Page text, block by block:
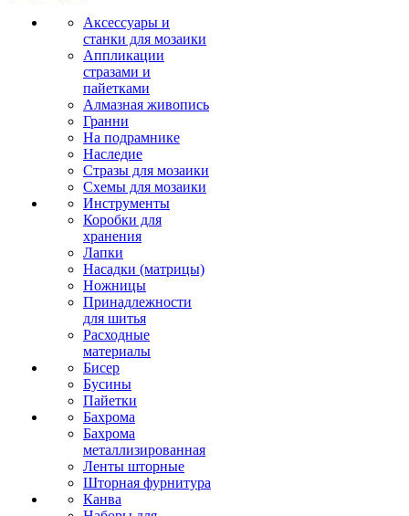
Аксессуары и
станки для мозаики
Аппликации
стразами и
пайетками
Алмазная живопись
Гранни
На подрамнике
Наследие
Стразы для мозаики
Схемы для мозаики
Инструменты
Коробки для
хранения
Лапки
Насадки (матрицы)
Ножницы
Принадлежности
для шитья
Расходные
материалы
Бисер
Бусины
Пайетки
Бахрома
Бахрома
металлизированная
Ленты шторные
Шторная фурнитура
Канва